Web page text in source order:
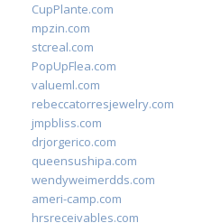
CupPlante.com
mpzin.com
stcreal.com
PopUpFlea.com
valueml.com
rebeccatorresjewelry.com
jmpbliss.com
drjorgerico.com
queensushipa.com
wendyweimerdds.com
ameri-camp.com
hrsreceivables.com